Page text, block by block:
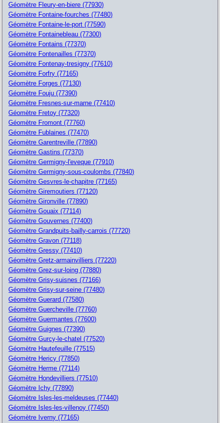
Géomètre Fleury-en-biere (77930)
Géomètre Fontaine-fourches (77480)
Géomètre Fontaine-le-port (77590)
Géomètre Fontainebleau (77300)
Géomètre Fontains (77370)
Géomètre Fontenailles (77370)
Géomètre Fontenay-tresigny (77610)
Géomètre Forfry (77165)
Géomètre Forges (77130)
Géomètre Fouju (77390)
Géomètre Fresnes-sur-marne (77410)
Géomètre Fretoy (77320)
Géomètre Fromont (77760)
Géomètre Fublaines (77470)
Géomètre Garentreville (77890)
Géomètre Gastins (77370)
Géomètre Germigny-l'eveque (77910)
Géomètre Germigny-sous-coulombs (77840)
Géomètre Gesvres-le-chapitre (77165)
Géomètre Giremoutiers (77120)
Géomètre Gironville (77890)
Géomètre Gouaix (77114)
Géomètre Gouvernes (77400)
Géomètre Grandpuits-bailly-carrois (77720)
Géomètre Gravon (77118)
Géomètre Gressy (77410)
Géomètre Gretz-armainvilliers (77220)
Géomètre Grez-sur-loing (77880)
Géomètre Grisy-suisnes (77166)
Géomètre Grisy-sur-seine (77480)
Géomètre Guerard (77580)
Géomètre Guercheville (77760)
Géomètre Guermantes (77600)
Géomètre Guignes (77390)
Géomètre Gurcy-le-chatel (77520)
Géomètre Hautefeuille (77515)
Géomètre Hericy (77850)
Géomètre Herme (77114)
Géomètre Hondevilliers (77510)
Géomètre Ichy (77890)
Géomètre Isles-les-meldeuses (77440)
Géomètre Isles-les-villenoy (77450)
Géomètre Iverny (77165)